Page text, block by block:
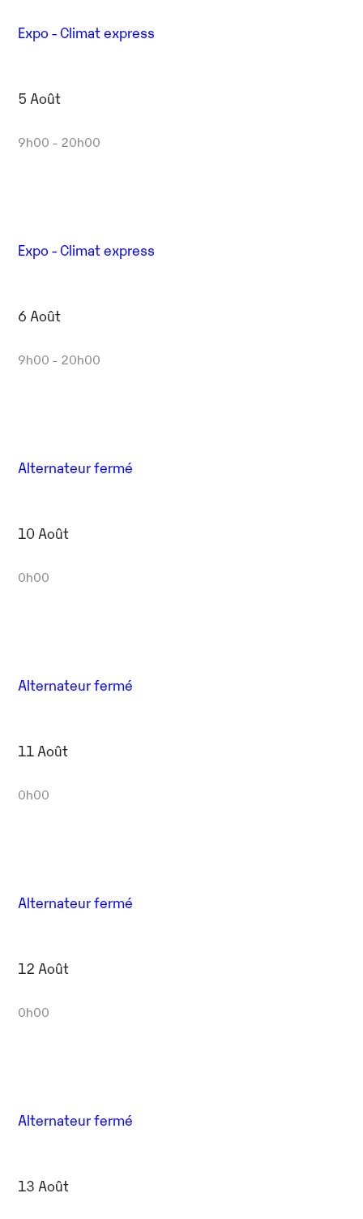
Expo - Climat express
5 Août
9h00 - 20h00
Expo - Climat express
6 Août
9h00 - 20h00
Alternateur fermé
10 Août
0h00
Alternateur fermé
11 Août
0h00
Alternateur fermé
12 Août
0h00
Alternateur fermé
13 Août